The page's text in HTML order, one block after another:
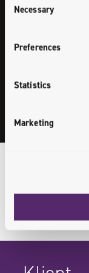
Selection
Necessary
Preferences
Statistics
Marketing
/